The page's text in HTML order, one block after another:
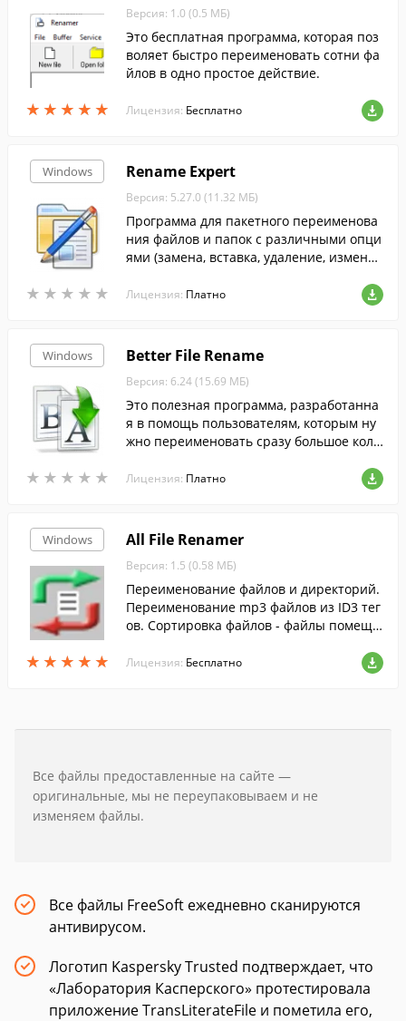
★ ★ ★ ★ ★
★ ★ ★ ★ ★
Версия: 1.0 (0.5 МБ)
Это бесплатная программа, которая поз
воляет быстро переименовать сотни фа
йлов в одно простое действие.
Лицензия: Бесплатно
Windows
★ ★ ★ ★ ★
★ ★ ★ ★ ★
Rename Expert
Версия: 5.27.0 (11.32 МБ)
Программа для пакетного переименова
ния файлов и папок с различными опци
ями (замена, вставка, удаление, изменен
Лицензия: Платно
Windows
★ ★ ★ ★ ★
★ ★ ★ ★ ★
Better File Rename
Версия: 6.24 (15.69 МБ)
Это полезная программа, разработанна
я в помощь пользователям, которым ну
жно переименовать сразу большое коли
Лицензия: Платно
Windows
★ ★ ★ ★ ★
★ ★ ★ ★ ★
All File Renamer
Версия: 1.5 (0.58 МБ)
Переименование файлов и директорий.
Переименование mp3 файлов из ID3 тег
ов. Сортировка файлов - файлы помеща
Лицензия: Бесплатно
Все файлы предоставленные на сайте —
оригинальные, мы не переупаковываем и не
изменяем файлы.
Все файлы FreeSoft ежедневно сканируются
антивирусом.
Логотип Kaspersky Trusted подтверждает, что
«Лаборатория Касперского» протестировала
приложение TransLiterateFile и пометила его,